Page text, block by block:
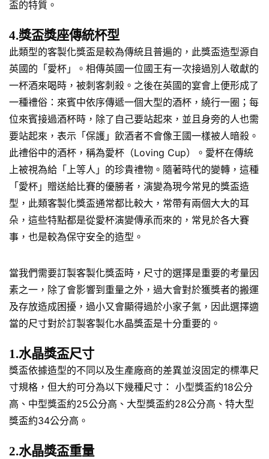
盃的特質。
4.獎盃獎座傳統杯型
此類型的客製化獎盃是較為傳統且普遍的，此獎盃造型源自
英國的「愛杯」。相傳英國一位國王有一次接過別人敬獻的
一杯酒來喝時，被刺客刺殺。之後在英國的宴會上便形成了
一種禮俗：來賓中依序傳遞一個大型的酒杯，繞行一圈；每
位來賓接過酒杯時，除了自己要站起來，並且身旁的人也需
要站起來，表示「保護」飲酒者不會像王國一樣被人暗殺。
此禮俗中的酒杯，稱為愛杯（Loving Cup）。愛杯在傳統
上被視為給「上等人」的珍貴禮物。隨著時代的變轉，這種
「愛杯」贈送給比賽的優勝者，演變為現今常見的獎盃造
型，此類客製化獎盃通常都比較大，常帶有兩個大大的耳
朵，這些特點都是從愛杯演變傳承而來的，常見於各大賽
事，也是較為保守安全的造型。
當我們需要訂製客製化獎盃時，尺寸的選擇是重要的考量因
素之一，除了會影響到重量之外，過大會對於獲獎者的搬運
及存放造成困擾，過小又會顯得過於小家子氣，因此選擇適
當的尺寸對於訂製客製化水晶獎盃是十分重要的。
1.水晶獎盃尺寸
獎盃依據造型的不同以及生產廠商的差異並沒固定的標準尺
寸規格，但大約可分為以下幾種尺寸： 小型獎盃約18公分
高、中型獎盃約25公分高、大型獎盃約28公分高、特大型
獎盃約34公分高。
2.水晶獎盃重量